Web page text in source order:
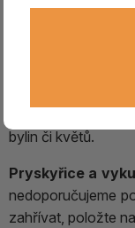
spalování.
santalového
bylin či květů.
Pryskyřice a
nedoporučujeme
zahřívat, položte